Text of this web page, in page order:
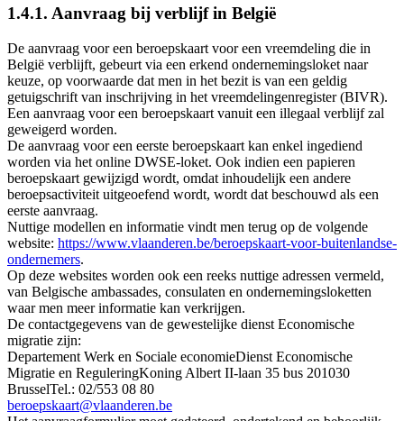
1.4.1. Aanvraag bij verblijf in België
De aanvraag voor een beroepskaart voor een vreemdeling die in
België verblijft, gebeurt via een erkend ondernemingsloket naar
keuze, op voorwaarde dat men in het bezit is van een geldig
getuigschrift van inschrijving in het vreemdelingenregister (BIVR).
Een aanvraag voor een beroepskaart vanuit een illegaal verblijf zal
geweigerd worden.
De aanvraag voor een eerste beroepskaart kan enkel ingediend
worden via het online DWSE-loket. Ook indien een papieren
beroepskaart gewijzigd wordt, omdat inhoudelijk een andere
beroepsactiviteit uitgeoefend wordt, wordt dat beschouwd als een
eerste aanvraag.
Nuttige modellen en informatie vindt men terug op de volgende
website: https://www.vlaanderen.be/beroepskaart-voor-buitenlandse-
ondernemers.
Op deze websites worden ook een reeks nuttige adressen vermeld,
van Belgische ambassades, consulaten en ondernemingsloketten
waar men meer informatie kan verkrijgen.
De contactgegevens van de gewestelijke dienst Economische
migratie zijn:
Departement Werk en Sociale economieDienst Economische
Migratie en ReguleringKoning Albert II-laan 35 bus 201030
BrusselTel.: 02/553 08 80
beroepskaart@vlaanderen.be